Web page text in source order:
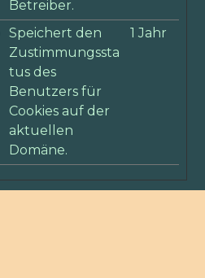
Betreiber.
Speichert den
Zustimmungssta
tus des
Benutzers für
Cookies auf der
aktuellen
Domäne.
1 Jahr